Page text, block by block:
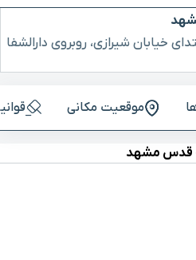
خیابان شیرازی، روبروی دارالشفا
موقعیت مکانی
قدس مشهد